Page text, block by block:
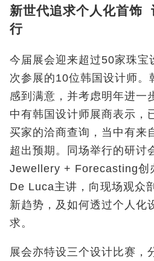
新世代追求个人化首饰
行
今届展会迎来超过50家珠宝
次参展的10位韩国设计师。
感到满意，并考虑明年进一
中有韩国设计师展商表示，
买家的洽商查询，当中有来
超出预期。同场举行的研讨
Jewellery + Forecasting创
De Luca主讲，向现场观众
新趋势，及如何透过个人化
求。
展会亦特设三个设计比赛，